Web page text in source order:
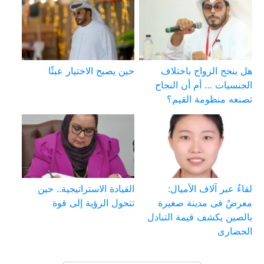
هل ينجح الزواج باختلاف
الجنسيات … أم أن النجاح
تصنعه منظومة القيم؟
حين يصبح الاختيار عبئًا
لقاءٌ عبر آلاف الأميال:
معرضٌ فى مدينة صغيرة
بالصين يكشف قيمة التبادل
الحضارى
القيادة الاستراتيجية.. حين
تتحول الرؤية إلى قوة